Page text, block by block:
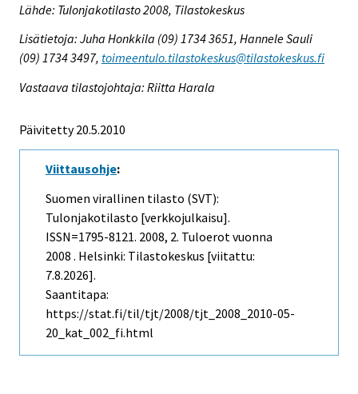
Lähde: Tulonjakotilasto 2008, Tilastokeskus
Lisätietoja: Juha Honkkila (09) 1734 3651, Hannele Sauli
(09) 1734 3497, toimeentulo.tilastokeskus@tilastokeskus.fi
Vastaava tilastojohtaja: Riitta Harala
Päivitetty 20.5.2010
Viittausohje:
Suomen virallinen tilasto (SVT):
Tulonjakotilasto [verkkojulkaisu].
ISSN=1795-8121. 2008, 2. Tuloerot vuonna
2008 . Helsinki: Tilastokeskus [viitattu:
7.8.2026].
Saantitapa:
https://stat.fi/til/tjt/2008/tjt_2008_2010-05-
20_kat_002_fi.html